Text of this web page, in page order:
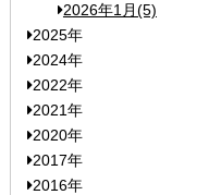
2026年1月(5)
2025年
2024年
2022年
2021年
2020年
2017年
2016年